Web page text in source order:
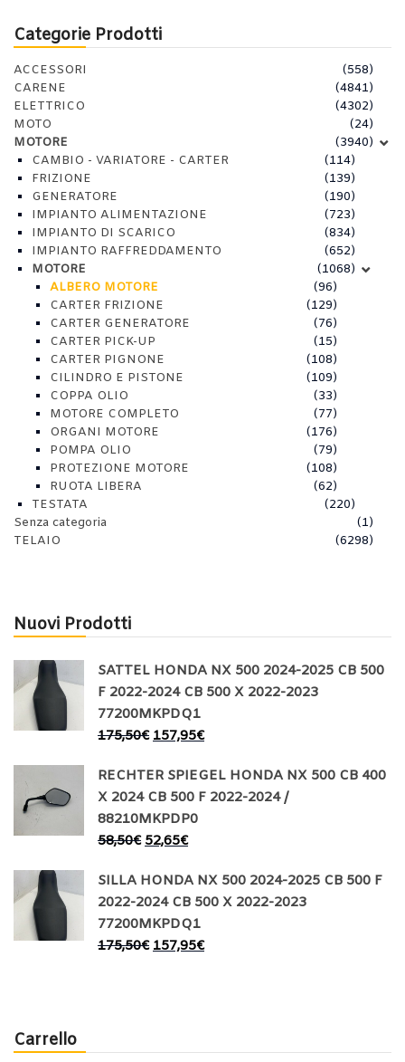
Categorie Prodotti
ACCESSORI
(558)
CARENE
(4841)
ELETTRICO
(4302)
MOTO
(24)
MOTORE
(3940)
CAMBIO - VARIATORE - CARTER
(114)
FRIZIONE
(139)
GENERATORE
(190)
IMPIANTO ALIMENTAZIONE
(723)
IMPIANTO DI SCARICO
(834)
IMPIANTO RAFFREDDAMENTO
(652)
MOTORE
(1068)
ALBERO MOTORE
(96)
CARTER FRIZIONE
(129)
CARTER GENERATORE
(76)
CARTER PICK-UP
(15)
CARTER PIGNONE
(108)
CILINDRO E PISTONE
(109)
COPPA OLIO
(33)
MOTORE COMPLETO
(77)
ORGANI MOTORE
(176)
POMPA OLIO
(79)
PROTEZIONE MOTORE
(108)
RUOTA LIBERA
(62)
TESTATA
(220)
Senza categoria
(1)
TELAIO
(6298)
Nuovi Prodotti
SATTEL HONDA NX 500 2024-2025 CB 500
F 2022-2024 CB 500 X 2022-2023
77200MKPDQ1
175,50€ 157,95€
RECHTER SPIEGEL HONDA NX 500 CB 400
X 2024 CB 500 F 2022-2024 /
88210MKPDP0
58,50€ 52,65€
SILLA HONDA NX 500 2024-2025 CB 500 F
2022-2024 CB 500 X 2022-2023
77200MKPDQ1
175,50€ 157,95€
Carrello